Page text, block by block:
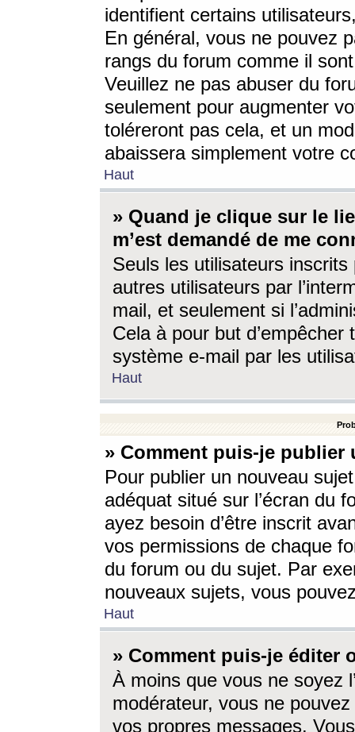
identifient certains
En général, vous ne pouvez
rangs du forum comme il
Veuillez ne pas abuser du
seulement pour augmenter
toléreront pas cela, et un
abaissera simplement votre
Haut
» Quand je clique sur le
m’est demandé de me
Seuls les utilisateurs
autres utilisateurs par
mail, et seulement si
Cela à pour but
système e-mail par les
Haut
» Comment puis-je
Pour publier un nouveau
adéquat situé sur l’écran du
ayez besoin d’être inscrit
vos permissions de chaque
du forum ou du sujet. Par
nouveaux sujets, vous
Haut
» Comment puis-je éditer
À moins que vous ne soyez
modérateur, vous ne
vos propres messages.